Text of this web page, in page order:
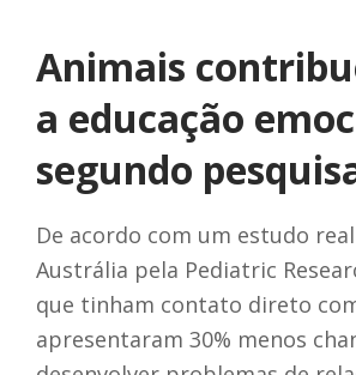
Animais
a educação
segundo
De acordo com um estudo
Austrália pela Pediatric
que tinham contato direto
apresentaram 30% menos